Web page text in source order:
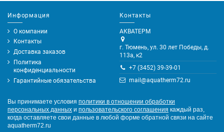
Информация
О компании
Контакты
Доставка заказов
Политика
конфиденциальности
Гарантийные обязательства
Контакты
АКВАТЕРМ
г. Тюмень, ул. 30 лет Победы, д.
113а, к2
+7 (3452) 39-39-01
mail@aquatherm72.ru
Вы принимаете условия политики в отношении обработки
персональных данных и пользовательского соглашения каждый раз,
когда оставляете свои данные в любой форме обратной связи на сайте
aquatherm72.ru